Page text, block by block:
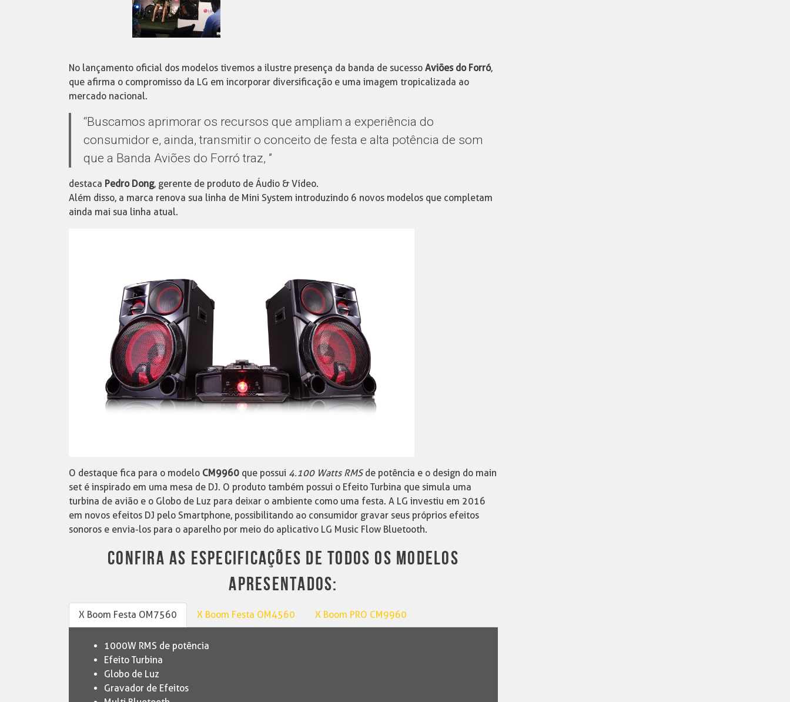
No lançamento oficial dos modelos tivemos a ilustre presença da banda de sucesso Aviões do Forró,
que afirma o compromisso da LG em incorporar diversificação e uma imagem tropicalizada ao
mercado nacional.
“Buscamos aprimorar os recursos que ampliam a experiência do
consumidor e, ainda, transmitir o conceito de festa e alta potência de som
que a Banda Aviões do Forró traz, ”
destaca Pedro Dong, gerente de produto de Áudio & Vídeo.
Além disso, a marca renova sua linha de Mini System introduzindo 6 novos modelos que completam
ainda mai sua linha atual.
O destaque fica para o modelo CM9960 que possui 4.100 Watts RMSde potência e o design do main
set é inspirado em uma mesa de DJ. O produto também possui o Efeito Turbina que simula uma
turbina de avião e o Globo de Luz para deixar o ambiente como uma festa. A LG investiu em 2016
em novos efeitos DJ pelo Smartphone, possibilitando ao consumidor gravar seus próprios efeitos
sonoros e envia-los para o aparelho por meio do aplicativo LG Music Flow Bluetooth.
CONFIRA AS ESPECIFICAÇÕES DE TODOS OS MODELOS
APRESENTADOS:
X Boom Festa OM7560 X Boom Festa OM4560 X Boom PRO CM9960
1000W RMS de potência
Efeito Turbina
Globo de Luz
Gravador de Efeitos